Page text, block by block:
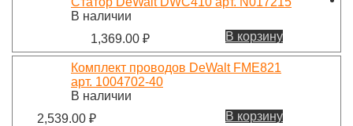
В наличии
1,369.00 ₽ В корзину
Комплект проводов DeWalt FME821
арт. 1004702-40
В наличии
2,539.00 ₽ В корзину